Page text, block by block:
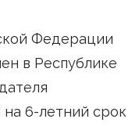
Федерации
в Республике
6-летний срок